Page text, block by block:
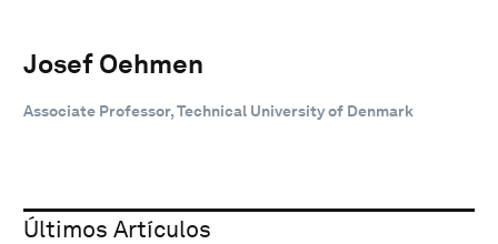
Josef Oehmen
Associate Professor, Technical University of Denmark
Últimos Artículos